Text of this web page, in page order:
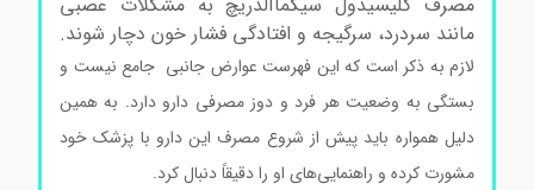
مانند سردرد، سرگیجه و افتادگی فشار خون دچار شوند.
لازم به ذکر است که این فهرست عوارض جانبی جامع نیست و
بستگی به وضعیت هر فرد و دوز مصرفی دارو دارد. به همین
دلیل همواره باید پیش از شروع مصرف این دارو با پزشک خود
مشورت کرده و راهنمایی‌های او را دقیقاً دنبال کرد.